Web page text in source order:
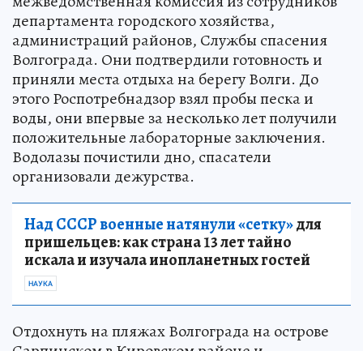
департамента городского хозяйства,
администраций районов, Службы спасения
Волгограда. Они подтвердили готовность и
приняли места отдыха на берегу Волги. До
этого Роспотребнадзор взял пробы песка и
воды, они впервые за несколько лет получили
положительные лабораторные заключения.
Водолазы почистили дно, спасатели
организовали дежурства.
Над СССР военные натянули «сетку»для
пришельцев: как страна 13 лет тайно
искала и изучала инопланетных гостей
НАУКА
Отдохнуть на пляжах Волгограда на острове